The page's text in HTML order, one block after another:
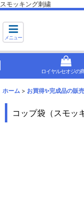
スモッキング刺繍
メニュー
ロイヤルセオジの
ホーム > お買得✨完成品の販売
コップ袋（スモッ